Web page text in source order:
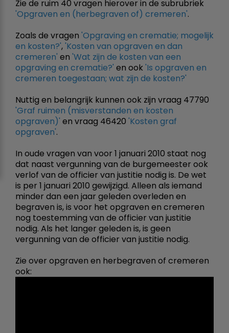
Zie de ruim 40 vragen hierover in de subrubriek
'Opgraven en (herbegraven of) cremeren'.
Zoals de vragen 'Opgraving en crematie; mogelijk
en kosten?','Kosten van opgraven en dan
cremeren' en 'Wat zijn de kosten van een
opgraving en crematie?' en ook 'Is opgraven en
cremeren toegestaan; wat zijn de kosten?'
Nuttig en belangrijk kunnen ook zijn vraag 47790
'Graf ruimen (misverstanden en kosten
opgraven)' en vraag 46420 'Kosten graf
opgraven'.
In oude vragen van voor 1 januari 2010 staat nog
dat naast vergunning van de burgemeester ook
verlof van de officier van justitie nodig is. De wet
is per 1 januari 2010 gewijzigd. Alleen als iemand
minder dan een jaar geleden overleden en
begraven is, is voor het opgraven en cremeren
nog toestemming van de officier van justitie
nodig. Als het langer geleden is, is geen
vergunning van de officier van justitie nodig.
Zie over opgraven en herbegraven of cremeren
ook: